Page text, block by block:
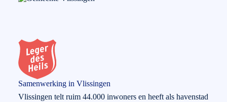
Samenwerking in Vlissingen
Vlissingen telt ruim 44.000 inwoners en heeft als havenstad